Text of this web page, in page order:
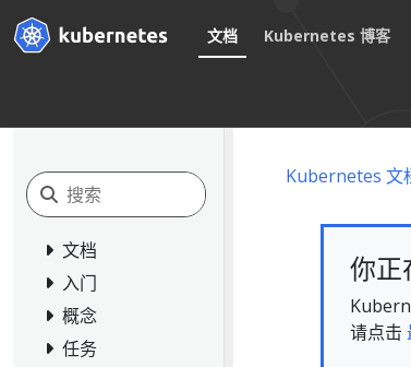
文档 Kubernetes 博客
文档
入门
概念
任务
Kubernetes 文
你正
请点击